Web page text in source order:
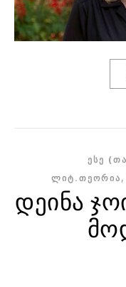
ᲔᲡᲔ
ᲚᲘᲢ.ᲗᲔᲝᲠᲘᲐ,
დეინა